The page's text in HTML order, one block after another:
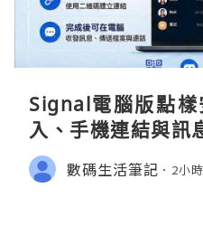
Signal電腦版點
入、手機連結與訊
數碼生活筆記 2小